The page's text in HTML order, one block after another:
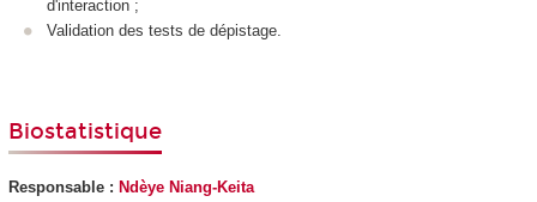
d'interaction ;
Validation des tests de dépistage.
Biostatistique
Responsable : Ndèye Niang-Keita